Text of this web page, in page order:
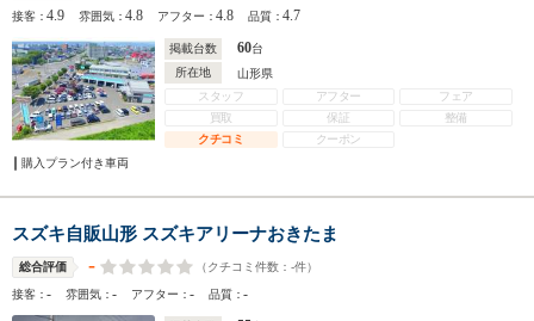
接客：4.9 雰囲気：4.8 アフター：4.8 品質：4.7
掲載台数 60台
所在地
山形県
スタッフ
アフター
フェア
買取
保証
整備
クチコミ
クーポン
購入プラン付き車両
スズキ自販山形 スズキアリーナおきたま
総合評価 - （クチコミ件数： -件）
接客：- 雰囲気：- アフター：- 品質：-